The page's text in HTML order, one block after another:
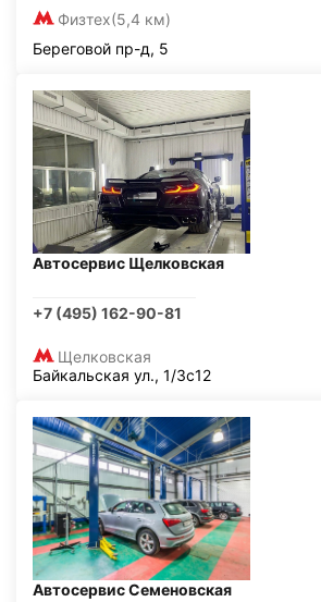
Физтех(5,4 км)
Береговой пр-д, 5
Автосервис Щелковская
+7 (495) 162-90-81
Щелковская
Байкальская ул., 1/3с12
Автосервис Семеновская